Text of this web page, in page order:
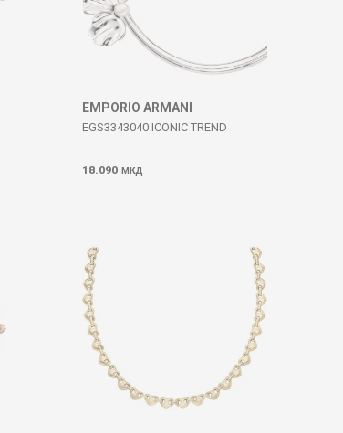
EMPORIO ARMANI
EGS3343040 ICONIC TREND
18.090 МКД